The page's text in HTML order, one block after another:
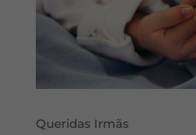
Queridas Irmãs